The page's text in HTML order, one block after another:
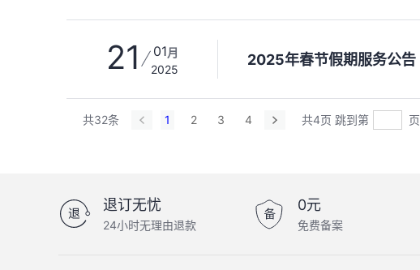
2025
01月
21 2025年春节假期服务公告
共32条 1 2 3 4 共4页 跳到第 页
退订无忧
24小时无理由退款
0元
免费备案